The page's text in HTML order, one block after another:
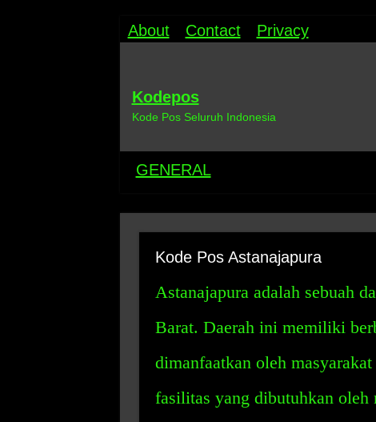
About Contact Privacy
Kodepos
Kode Pos Seluruh Indonesia
GENERAL
Kode Pos Astanajapura
Astanajapura adalah sebuah
Barat. Daerah ini memiliki
dimanfaatkan oleh
fasilitas yang dibutuhkan oleh